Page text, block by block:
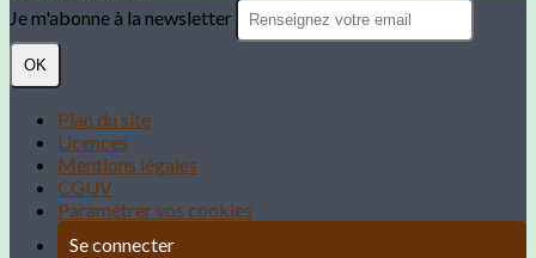
Je m'abonne à la newsletter
OK
Plan du site
Licences
Mentions légales
CGUV
Paramétrer vos cookies
Se connecter